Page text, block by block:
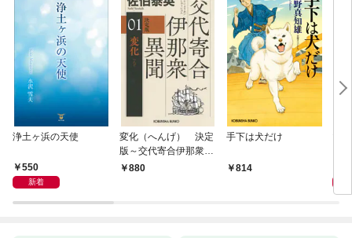
浄土ヶ浜の天使
550
新着
変化（へんげ） 決定
版～交代寄合伊那衆異
聞（1）～
880
手下は犬だけ
814